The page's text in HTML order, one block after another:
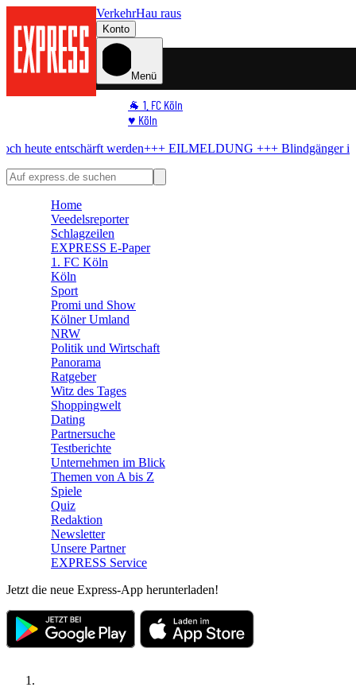
VerkehrHau raus
Konto
Menü
🐐 1. FC Köln
♥️ Köln
🏆 Sport
werden+++ EILMELDUNG +++Blindgänger in Köln
Home
Veedelsreporter
Schlagzeilen
EXPRESS E-Paper
1. FC Köln
Köln
Sport
Promi und Show
Kölner Umland
NRW
Politik und Wirtschaft
Panorama
Ratgeber
Witz des Tages
Shoppingwelt
Dating
Partnersuche
Testberichte
Unternehmen im Blick
Themen von A bis Z
Spiele
Quiz
Redaktion
Newsletter
Unsere Partner
EXPRESS Service
Jetzt die neue Express-App herunterladen!